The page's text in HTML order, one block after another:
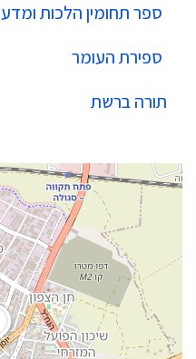
ספר תחומין הלכות ומדע
ספירת העומר
תורה ברשת